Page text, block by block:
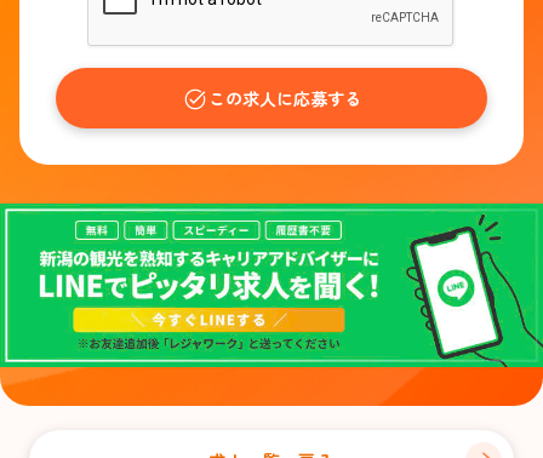
この求人に応募する